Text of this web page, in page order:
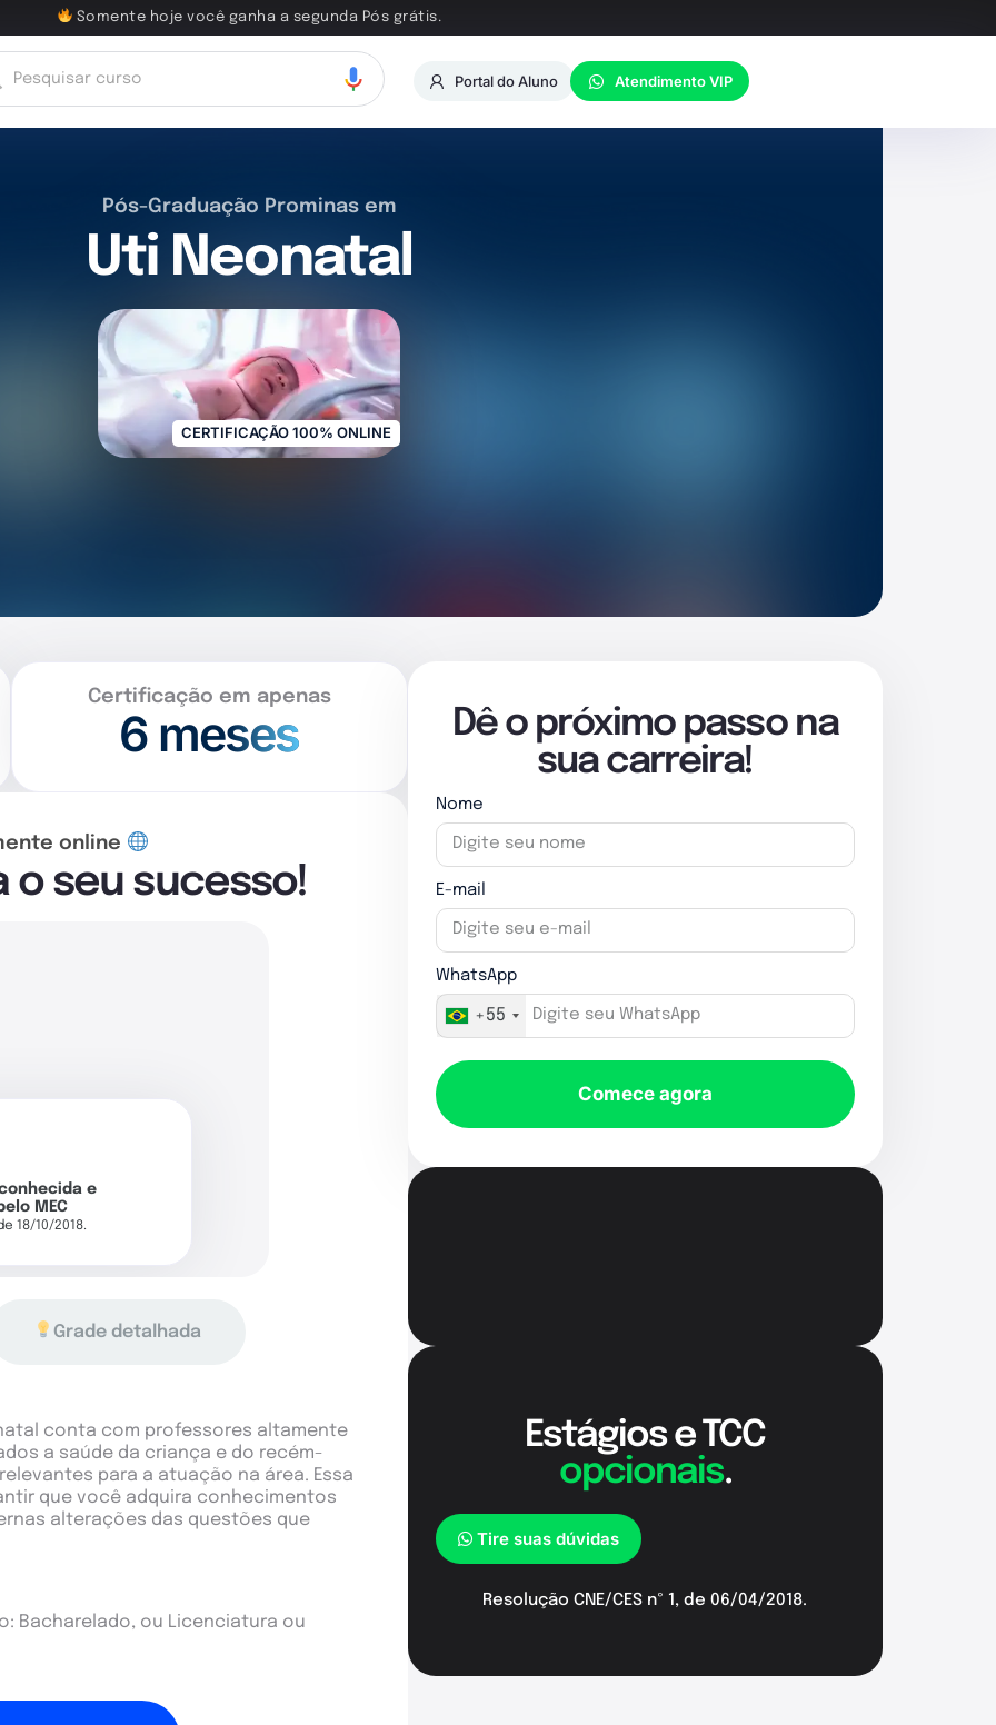
Somente hoje você ganha a segunda Pós grátis.
Portal do Aluno Atendimento VIP
Pós-Graduação Prominas em
Uti Neonatal
CERTIFICAÇÃO 100% ONLINE
Certificação em apenas
6 meses
online
seu sucesso!
e
MEC
18/10/2018.
Grade detalhada
conta com professores altamente
a saúde da criança e do recém-
para a atuação na área. Essa
que você adquira conhecimentos
alterações das questões que
Bacharelado, ou Licenciatura ou
Dê o próximo passo na
sua carreira!
Nome
E-mail
WhatsApp
+55
Comece agora
Estágios e TCC
opcionais.
Tire suas dúvidas
Resolução CNE/CES nº 1, de 06/04/2018.